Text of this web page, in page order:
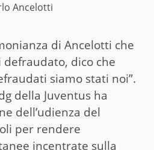
Ancelotti
di Ancelotti che
dico che
siamo stati noi”.
della Juventus ha
dell’udienza del
per rendere
incentrate sulla